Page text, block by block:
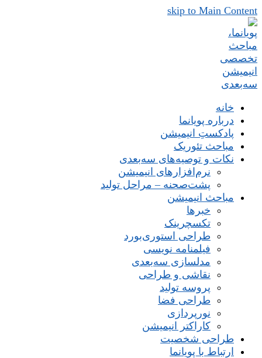
skip to Main Content
خانه
درباره پویانما
پادکستِ انیمیشن
مباحث تئوریک
نکات و توصیه‌های‌ سه‌بعدی
نرم‌افزارهای انیمیشن
پشت‌صحنه – مراحل تولید
مباحث انیمیشن
خبرها
تکسچرینک
طراحی استوری‌بورد
فیلمنامه نویسی
مدلسازی سه‌بعدی
نقاشی و طراحی
پروسه تولید
طراحی فضا
نورپردازی
کاراکتر انیمیشن
طراحی شخصیت
ارتباط با پویانما